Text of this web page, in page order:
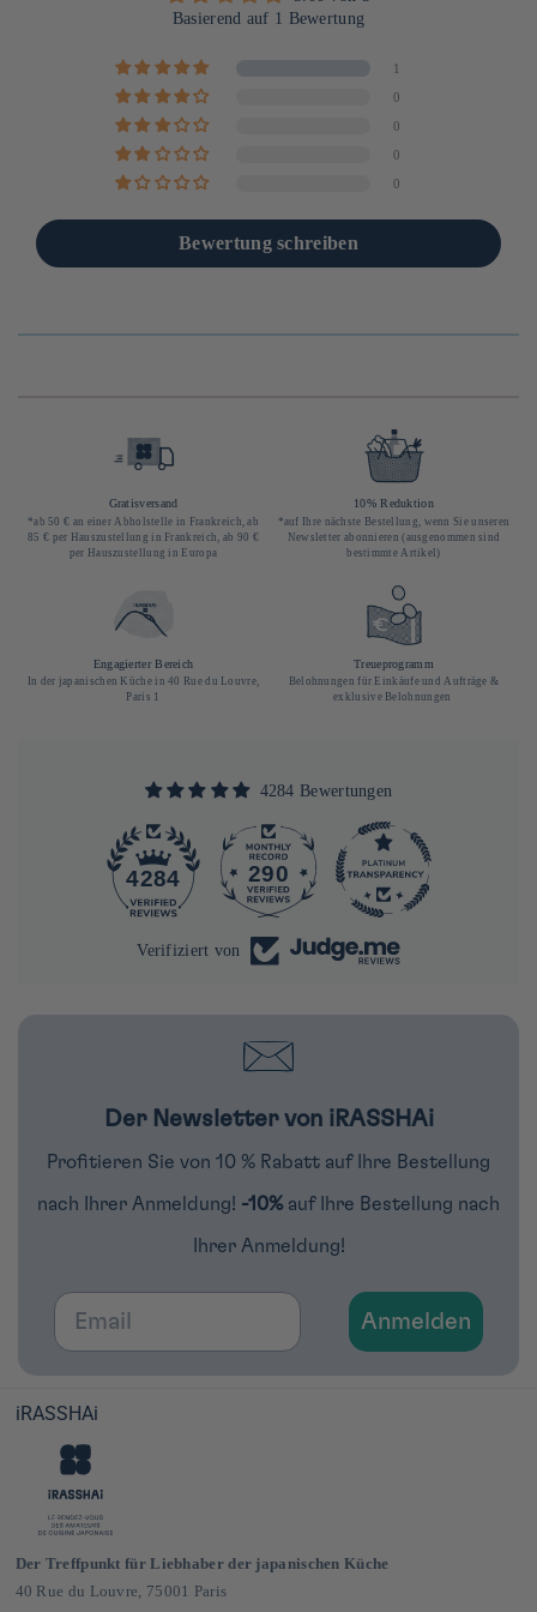
Basierend auf 1 Bewertung
1
0
0
0
0
Bewertung schreiben
Gratisversand
*ab 50 € an einer Abholstelle in Frankreich, ab
85 € per Hauszustellung in Frankreich, ab 90 €
per Hauszustellung in Europa
10% Reduktion
*auf Ihre nächste Bestellung, wenn Sie unseren
Newsletter abonnieren (ausgenommen sind
bestimmte Artikel)
Engagierter Bereich
In der japanischen Küche in 40 Rue du Louvre,
Paris 1
Treueprogramm
Belohnungen für Einkäufe und Aufträge &
exklusive Belohnungen
4284 Bewertungen
4284 290
Verifiziert von
Der Newsletter von iRASSHAi
Profitieren Sie von 10 % Rabatt auf Ihre Bestellung
nach Ihrer Anmeldung! -10% auf Ihre Bestellung nach
Ihrer Anmeldung!
Email
Anmelden
iRASSHAi
Der Treffpunkt für Liebhaber der japanischen Küche
40 Rue du Louvre, 75001 Paris